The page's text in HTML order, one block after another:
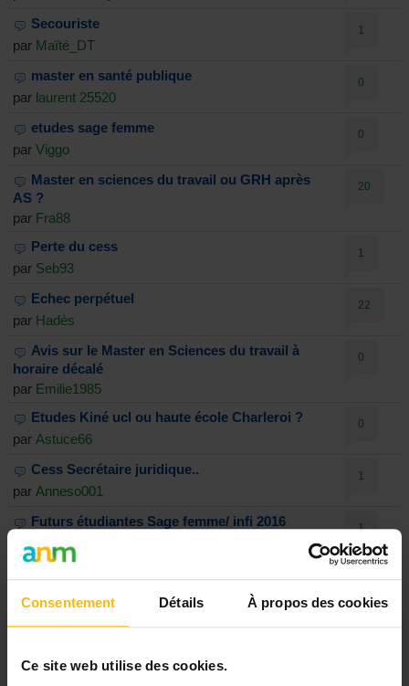
Consentement Détails À propos des cookies
Ce site web utilise des cookies.
Secouriste
par Maïté_DT
1
master en santé publique
par laurent 25520
0
etudes sage femme
par Viggo
0
Master en sciences du travail ou GRH après
AS ?
par Fra88
20
Perte du cess
par Seb93
1
Echec perpétuel
par Hadès
22
Avis sur le Master en Sciences du travail à
horaire décalé
par Emilie1985
0
Etudes Kiné ucl ou haute école Charleroi ?
par Astuce66
0
Cess Secrétaire juridique..
par Anneso001
1
Futurs étudiantes Sage femme/ infi 2016
par Doudou14
1
par
Aliasdz
1
De droit à médecine ( science dentaire) ?